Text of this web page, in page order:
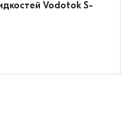
Vodotok S-